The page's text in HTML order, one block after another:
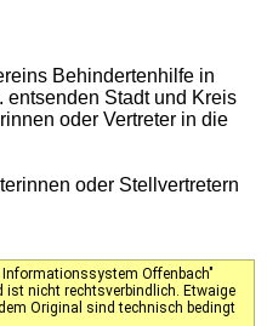
Behindertenhilfe in
entsenden Stadt und Kreis
oder Vertreter in die
oder Stellvertretern
Offenbach"
ist nicht rechtsverbindlich. Etwaige
Original sind technisch bedingt